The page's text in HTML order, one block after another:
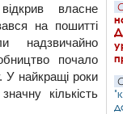
власне
на пошитті
надзвичайно
почало
У найкращі роки
кількість